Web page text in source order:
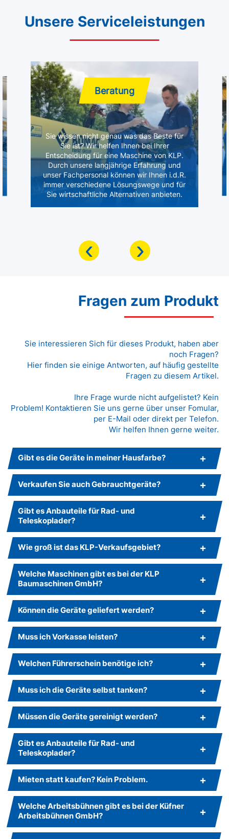
Unsere Serviceleistungen
Beratung
Sie wissen nicht genau was das Beste für
Sie ist? Wir helfen Ihnen bei Ihrer
Entscheidung für eine Maschine von KLP.
Durch unsere langjährige Erfahrung und
unser Fachpersonal können wir Ihnen i.d.R.
immer verschiedene Lösungswege und für
Sie wirtschaftliche Alternativen anbieten.
‹ ›
Fragen zum Produkt
Sie interessieren Sich für dieses Produkt, haben aber
noch Fragen?
Hier finden sie einige Antworten, auf häufig gestellte
Fragen zu diesem Artikel.
Ihre Frage wurde nicht aufgelistet? Kein
Problem! Kontaktieren Sie uns gerne über unser Fomular,
per E-Mail oder direkt per Telefon.
Wir helfen Ihnen gerne weiter.
Gibt es die Geräte in meiner Hausfarbe?
Verkaufen Sie auch Gebrauchtgeräte?
Gibt es Anbauteile für Rad- und
Teleskoplader?
Wie groß ist das KLP-Verkaufsgebiet?
Welche Maschinen gibt es bei der KLP
Baumaschinen GmbH?
Können die Geräte geliefert werden?
Muss ich Vorkasse leisten?
Welchen Führerschein benötige ich?
Muss ich die Geräte selbst tanken?
Müssen die Geräte gereinigt werden?
Gibt es Anbauteile für Rad- und
Teleskoplader?
Mieten statt kaufen? Kein Problem.
Welche Arbeitsbühnen gibt es bei der Küfner
Arbeitsbühnen GmbH?